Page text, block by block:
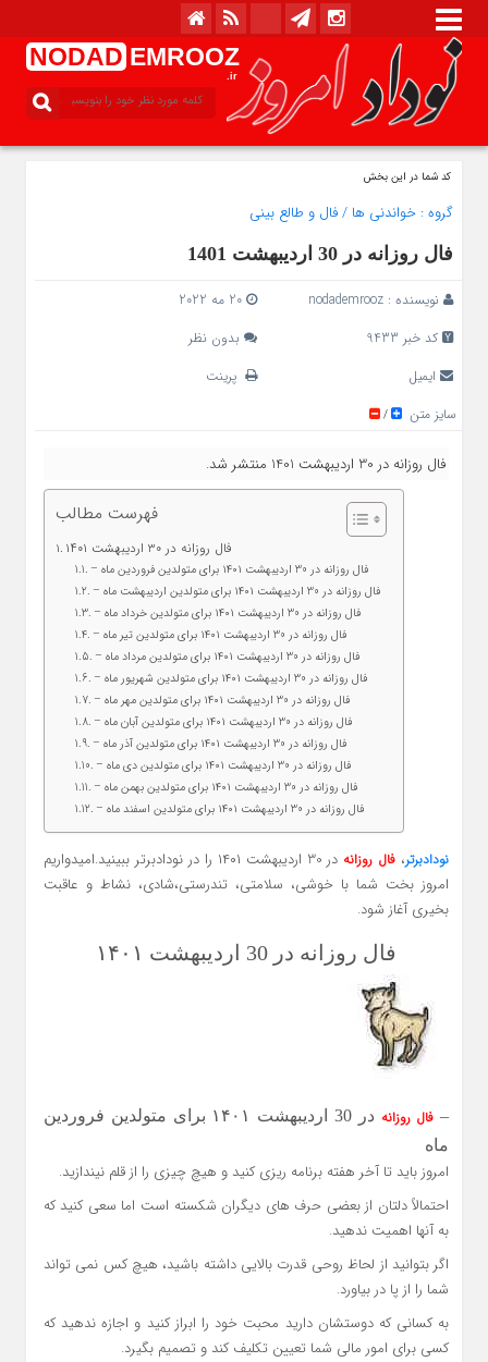
NODAD EMROOZ
.ir
کد شما در این بخش
گروه : خواندنی ها /فال و طالع بینی
فال روزانه در 30 اردیبهشت 1401
نویسنده : nodademrooz
20 مه 2022
کد خبر 9433
بدون نظر
ایمیل
پرینت
سایز متن
/
فال روزانه در 30 اردیبهشت 1401 منتشر شد.
فهرست مطالب
فال روزانه در 30 اردیبهشت ۱۴۰۱
– فال روزانه در 30 اردیبهشت ۱۴۰۱ برای متولدین فروردین ماه
– فال روزانه در 30 اردیبهشت ۱۴۰۱ برای متولدین اردیبهشت ماه
– فال روزانه در 30 اردیبهشت ۱۴۰۱ برای متولدین خرداد ماه
– فال روزانه در 30 اردیبهشت ۱۴۰۱ برای متولدین تیر ماه
– فال روزانه در 30 اردیبهشت ۱۴۰۱ برای متولدین مرداد ماه
– فال روزانه در 30 اردیبهشت ۱۴۰۱ برای متولدین شهریور ماه
– فال روزانه در 30 اردیبهشت ۱۴۰۱ برای متولدین مهر ماه
– فال روزانه در 30 اردیبهشت ۱۴۰۱ برای متولدین آبان ماه
– فال روزانه در 30 اردیبهشت ۱۴۰۱ برای متولدین آذر ماه
– فال روزانه در 30 اردیبهشت ۱۴۰۱ برای متولدین دی ماه
– فال روزانه در 30 اردیبهشت ۱۴۰۱ برای متولدین بهمن ماه
– فال روزانه در 30 اردیبهشت ۱۴۰۱ برای متولدین اسفند ماه
نودادبرتر، فال روزانه
در 30 اردیبهشت ۱۴۰۱ را در نودادبرتر ببینید.امیدواریم
امروز بخت شما با خوشی، سلامتی، تندرستی،شادی، نشاط و عاقبت
بخیری آغاز شود.
فال روزانه در 30 اردیبهشت ۱۴۰۱
– فال روزانه
در 30 اردیبهشت ۱۴۰۱ برای متولدین فروردین
ماه
امروز باید تا آخر هفته برنامه ریزی کنید و هیچ چیزی را از قلم نیندازید.
احتمالاً دلتان از بعضی حرف های دیگران شکسته است اما سعی کنید که
به آنها اهمیت ندهید.
اگر بتوانید از لحاظ روحی قدرت بالایی داشته باشید، هیچ کس نمی تواند
شما را از پا در بیاورد.
به کسانی که دوستشان دارید محبت خود را ابراز کنید و اجازه ندهید که
کسی برای امور مالی شما تعیین تکلیف کند و تصمیم بگیرد.